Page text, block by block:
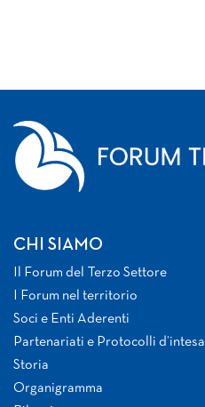
CHI SIAMO
Il Forum del Terzo Settore
I Forum nel territorio
Soci e Enti Aderenti
Partenariati e Protocolli d’intesa
Storia
Organigramma